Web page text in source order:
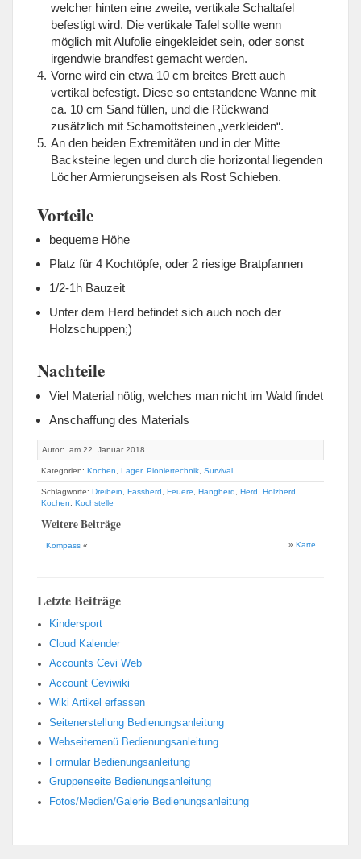
welcher hinten eine zweite, vertikale Schaltafel
befestigt wird. Die vertikale Tafel sollte wenn
möglich mit Alufolie eingekleidet sein, oder sonst
irgendwie brandfest gemacht werden.
Vorne wird ein etwa 10 cm breites Brett auch
vertikal befestigt. Diese so entstandene Wanne mit
ca. 10 cm Sand füllen, und die Rückwand
zusätzlich mit Schamottsteinen „verkleiden“.
An den beiden Extremitäten und in der Mitte
Backsteine legen und durch die horizontal liegenden
Löcher Armierungseisen als Rost Schieben.
Vorteile
bequeme Höhe
Platz für 4 Kochtöpfe, oder 2 riesige Bratpfannen
1/2-1h Bauzeit
Unter dem Herd befindet sich auch noch der
Holzschuppen;)
Nachteile
Viel Material nötig, welches man nicht im Wald findet
Anschaffung des Materials
Autor: am 22. Januar 2018
Kategorien: Kochen, Lager, Pioniertechnik, Survival
Schlagworte: Dreibein, Fassherd, Feuere, Hangherd, Herd, Holzherd,
Kochen, Kochstelle
Weitere Beiträge
Kompass « » Karte
Letzte Beiträge
Kindersport
Cloud Kalender
Accounts Cevi Web
Account Ceviwiki
Wiki Artikel erfassen
Seitenerstellung Bedienungsanleitung
Webseitemenü Bedienungsanleitung
Formular Bedienungsanleitung
Gruppenseite Bedienungsanleitung
Fotos/Medien/Galerie Bedienungsanleitung